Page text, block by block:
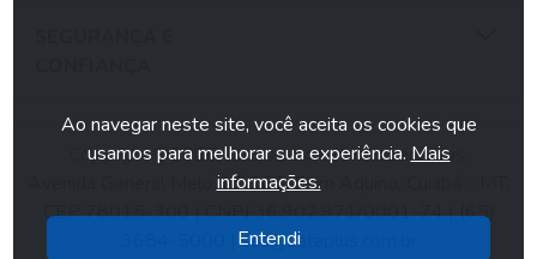
Copyright ©2026 Todos os direitos reservados.
Avenida General Melo, N° 266, Dom Aquino, Cuiabá - MT,
CEP 78015-300 | CNPJ 36.902.971/0001-74 | (65)
3684-5000 |sac@dataplus.com.br
Ao navegar neste site, você aceita os cookies que
usamos para melhorar sua experiência. Mais
informações.
Entendi